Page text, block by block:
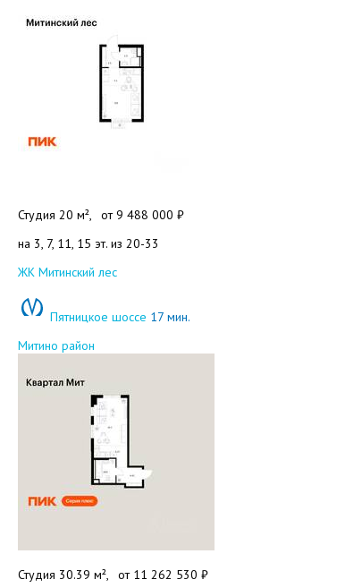
Студия 20 м², от9 488 000 ₽
на 3, 7, 11, 15 эт. из 20-33
Добавить в избранное
ЖК Митинский лес
Пятницкое шоссе 17 мин.
Митино район
Студия 30.39 м², от 11 262 530 ₽